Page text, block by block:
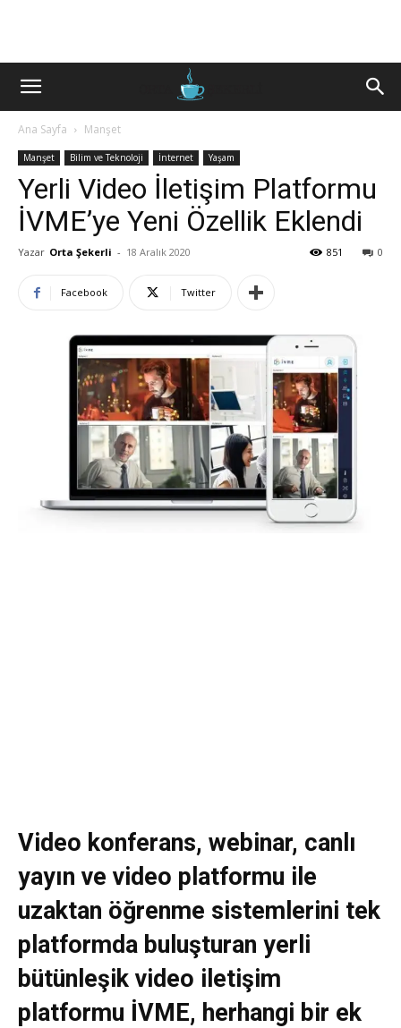
Ana Sayfa Manşet
Manşet Bilim ve Teknoloji İnternet Yaşam
Yerli Video İletişim Platformu
İVME’ye Yeni Özellik Eklendi
Yazar Orta Şekerli - 18 Aralık 2020 0
851
Facebook Twitter
Video konferans, webinar, canlı
yayın ve video platformu ile
uzaktan öğrenme sistemlerini tek
platformda buluşturan yerli
bütünleşik video iletişim
platformu İVME, herhangi bir ek